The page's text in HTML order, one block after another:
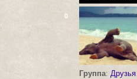
0
Группа: